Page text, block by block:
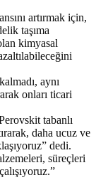
artırmak için,
taşıma
kimyasal
aynı
onları ticari
tabanlı
daha ucuz ve
dedi.
süreçleri